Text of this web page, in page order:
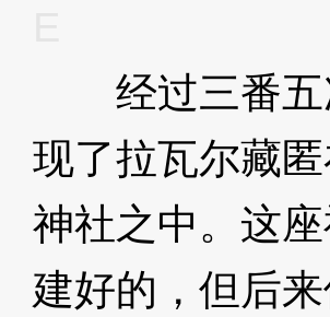
经过三番五
现了拉瓦尔藏
神社之中。这
建好的，但后